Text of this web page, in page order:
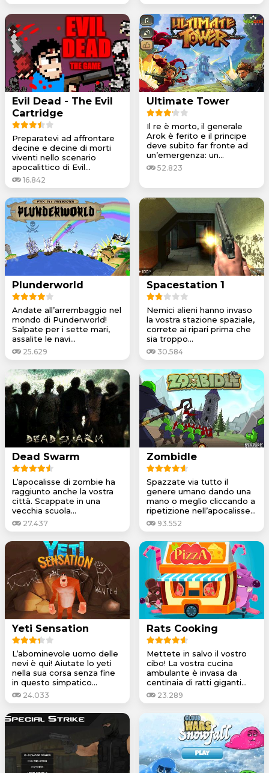
Evil Dead - The Evil
Cartridge
Preparatevi ad affrontare
decine e decine di morti
viventi nello scenario
apocalittico di Evil...
16.842
Ultimate Tower
Il re è morto, il generale
Arok è ferito e il principe
deve subito far fronte ad
un’emergenza: un...
52.823
Plunderworld
Andate all’arrembaggio nel
mondo di Punderworld!
Salpate per i sette mari,
assalite le navi...
25.629
Spacestation 1
Nemici alieni hanno invaso
la vostra stazione spaziale,
correte ai ripari prima che
sia troppo...
30.584
Dead Swarm
L’apocalisse di zombie ha
raggiunto anche la vostra
città. Scappate in una
vecchia scuola...
27.437
Zombidle
Spazzate via tutto il
genere umano dando una
mano o meglio cliccando a
ripetizione nell’apocalisse...
93.552
Yeti Sensation
L’abominevole uomo delle
nevi è qui! Aiutate lo yeti
nella sua corsa senza fine
in questo simpatico...
24.033
Rats Cooking
Mettete in salvo il vostro
cibo! La vostra cucina
ambulante è invasa da
centinaia di ratti giganti...
23.289